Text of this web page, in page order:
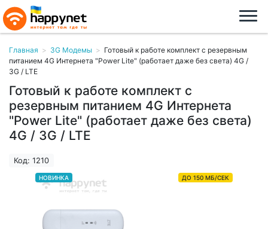
Главная > 3G Модемы > Готовый к работе комплект с резервным
питанием 4G Интернета "Power Lite" (работает даже без света) 4G /
3G / LTE
Готовый к работе комплект с
резервным питанием 4G Интернета
"Power Lite" (работает даже без света)
4G / 3G / LTE
Код: 1210
НОВИНКА ДО 150 МБ/СЕК